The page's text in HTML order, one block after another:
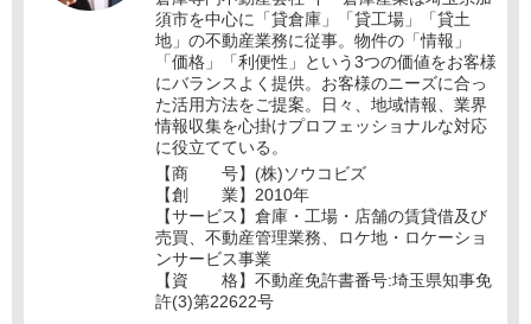
須市を中心に「貸倉庫」「貸工場」「貸土
地」の不動産業務に従事。物件の「情報」
「価格」「利便性」という3つの価値をお客様
にバランスよく提供。お客様のニーズに合っ
た活用方法をご提案。日々、地域情報、業界
情報収集を心掛けプロフェッショナルな対応
に役立てている。
【商 号】(株)ソウコビズ
【創 業】2010年
【サービス】倉庫・工場・店舗の賃貸借及び
売買、不動産管理業務、ロケ地・ロケーショ
ンサービス事業
【資 格】不動産免許書番号:埼玉県知事免
許(3)第22622号